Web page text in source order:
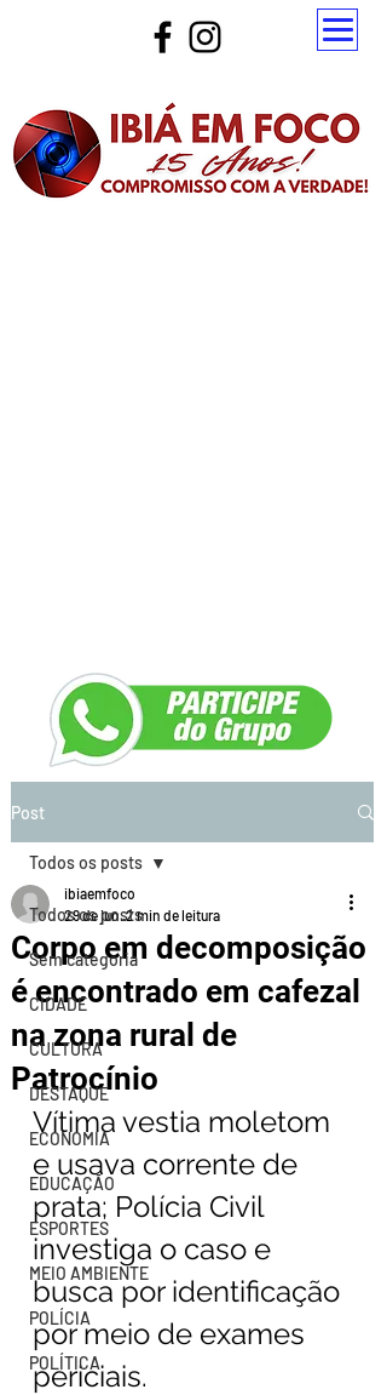
Post
Todos os posts
Sem categoria
CIDADE
CULTURA
DESTAQUE
ECONOMIA
EDUCAÇÃO
ESPORTES
MEIO AMBIENTE
POLÍCIA
POLÍTICA
Todos os posts
Corpo em decomposição
é encontrado em cafezal
na zona rural de
Patrocínio
ibiaemfoco
29 de jun.2 min de leitura
Vítima vestia moletom
e usava corrente de
prata; Polícia Civil
investiga o caso e
busca por identificação
por meio de exames
periciais.